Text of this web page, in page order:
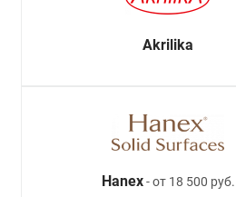
Akrilika
Hanex- от 18 500 руб.